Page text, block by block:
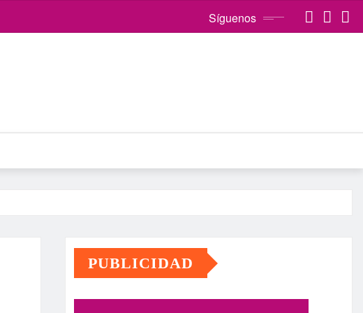
Síguenos
PUBLICIDAD